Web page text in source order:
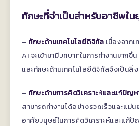
ทักษะที่จำเป็นสำหรับอาชีพใ
– ทักษะด้านเทคโนโลยีดิจิทัล เนื่องจาก
AI จะเข้ามามีบทบาทในการทำงานมากขึ้
และทักษะด้านเทคโนโลยีดิจิทัลจึงเป็น
– ทักษะด้านการคิดวิเคราะห์และแก้ปัญห
สามารถทำงานได้อย่างรวดเร็วและแม่
อาศัยมนุษย์ในการคิดวิเคราะห์และแก้